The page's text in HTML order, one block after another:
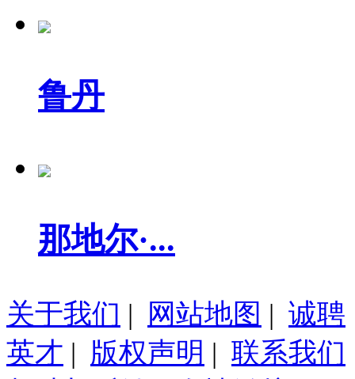
鲁丹
那地尔·...
关于我们 | 网站地图 | 诚聘
英才 | 版权声明 | 联系我们